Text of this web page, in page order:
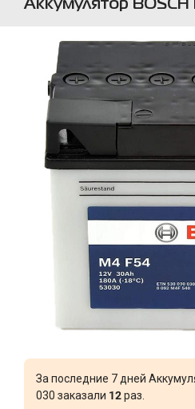
Аккумулятор
За последние 7 дней
030 заказали 12раз.